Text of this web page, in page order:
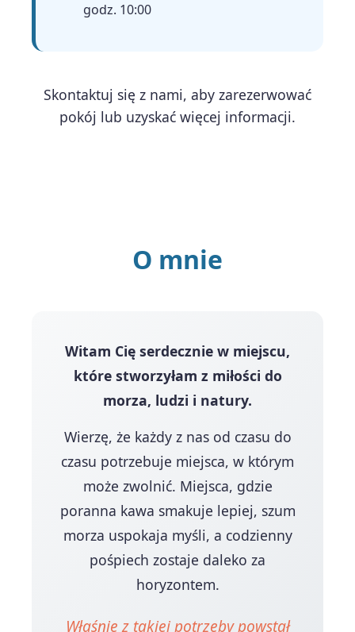
godz. 10:00
Skontaktuj się z nami, aby zarezerwować
pokój lub uzyskać więcej informacji.
O mnie
Witam Cię serdecznie w miejscu,
które stworzyłam z miłości do
morza, ludzi i natury.
Wierzę, że każdy z nas od czasu do
czasu potrzebuje miejsca, w którym
może zwolnić. Miejsca, gdzie
poranna kawa smakuje lepiej, szum
morza uspokaja myśli, a codzienny
pośpiech zostaje daleko za
horyzontem.
Właśnie z takiej potrzeby powstał